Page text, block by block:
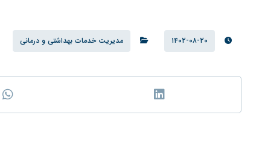
۱۴۰۲-۰۸-۲۰ مدیریت خدمات بهداشتی و درمانی